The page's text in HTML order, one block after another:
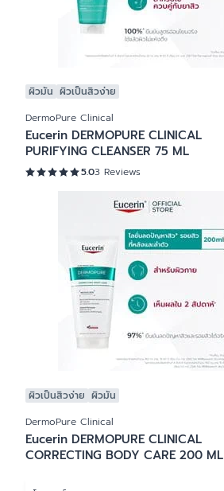
ผิวมัน ผิวเป็นสิวง่าย
DermoPure Clinical
Eucerin DERMOPURE CLINICAL
PURIFYING CLEANSER 75 ML
5.03 Reviews
ผิวเป็นสิวง่าย ผิวมัน
DermoPure Clinical
Eucerin DERMOPURE CLINICAL
CORRECTING BODY CARE 200 ML